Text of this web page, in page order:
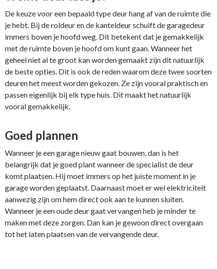
De keuze voor een bepaald type deur hang af van de ruimte die
je hebt. Bij de roldeur en de kanteldeur schuift de garagedeur
immers boven je hoofd weg. Dit betekent dat je gemakkelijk
met de ruimte boven je hoofd om kunt gaan. Wanneer het
geheel niet al te groot kan worden gemaakt zijn dit natuurlijk
de beste opties. Dit is ook de reden waarom deze twee soorten
deuren het meest worden gekozen. Ze zijn vooral praktisch en
passen eigenlijk bij elk type huis. Dit maakt het natuurlijk
vooral gemakkelijk.
Goed plannen
Wanneer je een garage nieuw gaat bouwen, dan is het
belangrijk dat je goed plant wanneer de specialist de deur
komt plaatsen. Hij moet immers op het juiste moment in je
garage worden geplaatst. Daarnaast moet er wel elektriciteit
aanwezig zijn om hem direct ook aan te kunnen sluiten.
Wanneer je een oude deur gaat vervangen heb je minder te
maken met deze zorgen. Dan kan je gewoon direct overgaan
tot het laten plaatsen van de vervangende deur.